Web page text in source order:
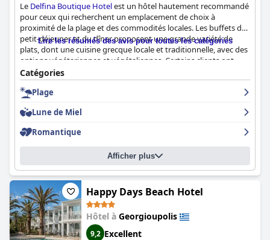
Le Delfina Boutique Hotelest un hôtel hautement recommandé
pour ceux qui recherchent un emplacement de choix à
proximité de la plage et des commodités locales. Les buffets du
petit-déjeuner et du dîner proposent une grande variété de
plats, dont une cuisine grecque locale et traditionnelle, avec des
options végétariennes et végétaliennes. Certains clients ont
trouvé que les horaires du dîner étaient trop tôt et que les
boissons étaient chères, mais la nourriture en général était de
grande qualité. Les chambres sont spacieuses, propres et
une vue imprenable sur la mer. Le personnel est exceptionnel,
arrangeant et toujours prêt à aider. La piscine est un endroit
agréable pour se détendre et prendre le soleil, et la plage privée
de l'hôtel se trouve à 5 minutes de marche. Malgré quelques
petits désagréments, les clients ont apprécié leur séjour au
Delfina Boutique Hotel, dont le prix est très raisonnable.
Lire les résumés des avis pour toutes les catégories
Catégories
Plage
Lune de Miel
Romantique
Afficher plus
Happy Days Beach Hotel
Hôtel à Georgioupolis
9,2 Excellent